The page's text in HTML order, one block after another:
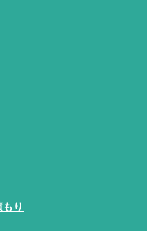
り